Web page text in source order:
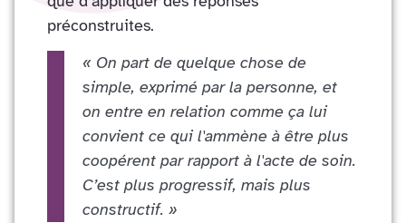
préconstruites.
« On part de quelque chose de
simple, exprimé par la personne, et
on entre en relation comme ça lui
convient ce qui l'ammène à être plus
coopérent par rapport à l'acte de soin.
C’est plus progressif, mais plus
constructif. »